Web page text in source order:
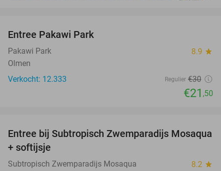
Entree Pakawi Park
Pakawi Park 8.9 star
Olmen
Verkocht: 12.333
Regulier €30
€21 ,50
25%
Entree bij Subtropisch Zwemparadijs Mosaqua
+ softijsje
Subtropisch Zwemparadijs Mosaqua 8.2 star